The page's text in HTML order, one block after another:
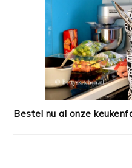
Bestel nu al onze